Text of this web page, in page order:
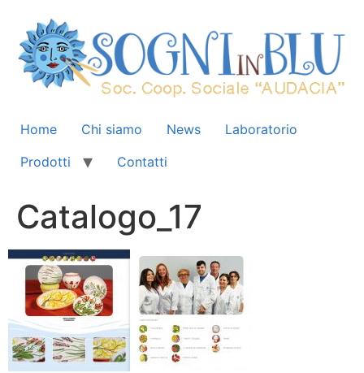
Home Chi siamo News
Laboratorio
Prodotti
Contatti
Catalogo_17